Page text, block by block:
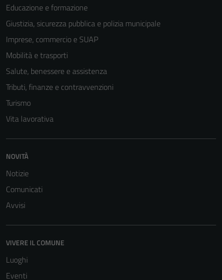
Educazione e formazione
Giustizia, sicurezza pubblica e polizia municipale
Imprese, commercio e SUAP
Mobilità e trasporti
Salute, benessere e assistenza
Tributi, finanze e contravvenzioni
Turismo
Vita lavorativa
NOVITÀ
Notizie
Comunicati
Avvisi
VIVERE IL COMUNE
Luoghi
Eventi
possono